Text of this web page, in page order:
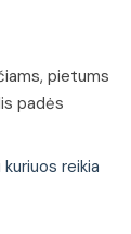
pietums
padės
reikia